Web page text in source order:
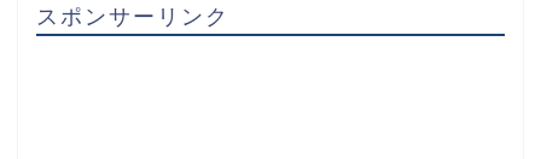
スポンサーリンク